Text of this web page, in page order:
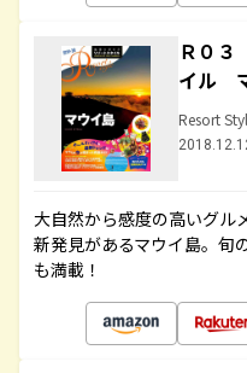
Ｒ０
イル
Resort
大自然から感度の高いグル
新発見があるマウイ島。旬
も満載！